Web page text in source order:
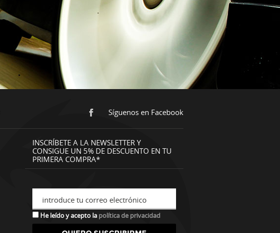
Síguenos en Facebook
INSCRÍBETE A LA NEWSLETTER Y
CONSIGUE UN 5% DE DESCUENTO EN TU
PRIMERA COMPRA*
introduce tu correo electrónico
He leído y acepto la política de privacidad